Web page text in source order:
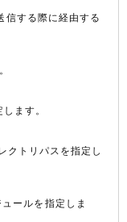
信する際に経由する
ます。
クトリパスを指定し
ールを指定しま